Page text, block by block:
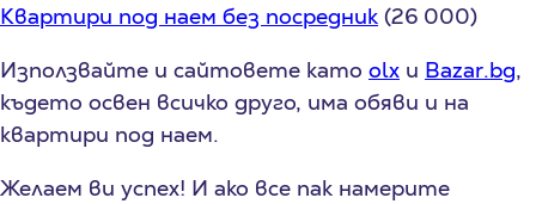
Квартири под наем без посредник (26 000)
Използвайте и сайтовете като olx и Bazar.bg,
където освен всичко друго, има обяви и на
квартири под наем.
Желаем ви успех! И ако все пак намерите